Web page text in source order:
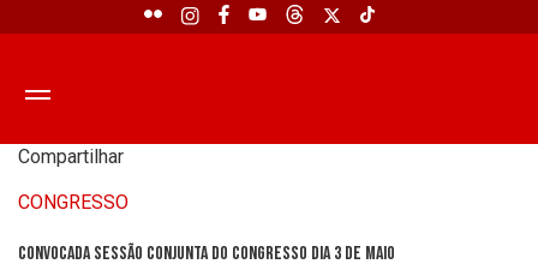
Compartilhar
CONGRESSO
Convocada Sessão conjunta do Congresso dia 3 de maio